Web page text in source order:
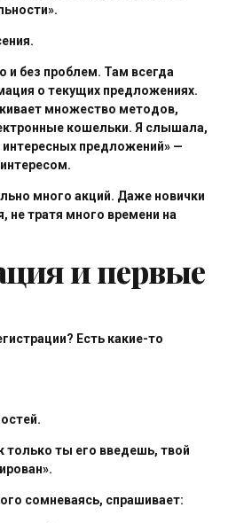
и без проблем. Там всегда
о текущих предложениях.
множество методов,
кошельки. Я слышала,
интересных предложений» —
много акций. Даже новички
не тратя много времени на
и первые
Есть какие-то
только ты его введешь, твой
сомневаясь, спрашивает: